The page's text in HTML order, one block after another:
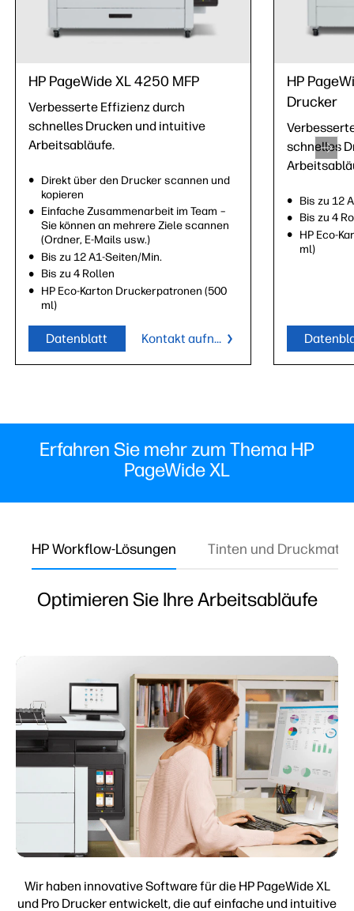
HP PageWide XL 4250 MFP
Verbesserte Effizienz durch
schnelles Drucken und intuitive
Arbeitsabläufe.
Direkt über den Drucker scannen und
kopieren
Einfache Zusammenarbeit im Team –
Sie können an mehrere Ziele scannen
(Ordner, E-Mails usw.)
Bis zu 12 A1-Seiten/Min.
Bis zu 4 Rollen
HP Eco-Karton Druckerpatronen (500
ml)
Datenblatt Kontakt aufnehmen
HP
Drucker
schnelles
Bis zu 12
Bis zu 4
HP Eco-
ml)
Erfahren Sie mehr zum Thema HP
PageWide XL
HP Workflow-Lösungen Tinten und
Optimieren Sie Ihre Arbeitsabläufe
Wir haben innovative Software für die HP PageWide XL
und Pro Drucker entwickelt, die auf einfache und intuitive